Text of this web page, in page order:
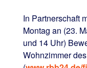
In Partnerschaft
Montag an (23.
und 14 Uhr)
Wohnzimmer